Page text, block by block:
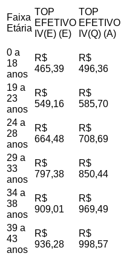
Faixa
Etária
TOP
EFETIVO
IV(E) (E)
TOP
EFETIVO
IV(Q) (A)
0 a
18
anos
R$
465,39
R$
496,36
19 a
23
anos
R$
549,16
R$
585,70
24 a
28
anos
R$
664,48
R$
708,69
29 a
33
anos
R$
797,38
R$
850,44
34 a
38
anos
R$
909,01
R$
969,49
39 a
43
anos
R$
936,28
R$
998,57